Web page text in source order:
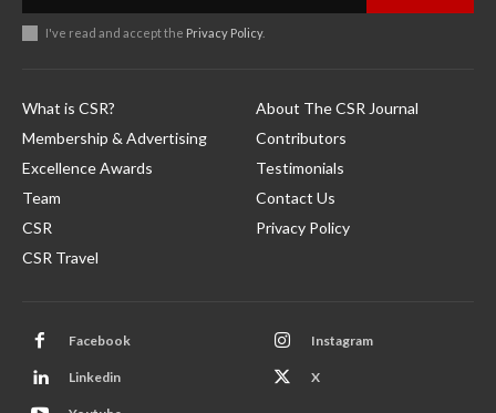
I've read and accept the Privacy Policy.
What is CSR?
Membership & Advertising
Excellence Awards
Team
CSR
CSR Travel
About The CSR Journal
Contributors
Testimonials
Contact Us
Privacy Policy
Facebook Instagram
Linkedin X